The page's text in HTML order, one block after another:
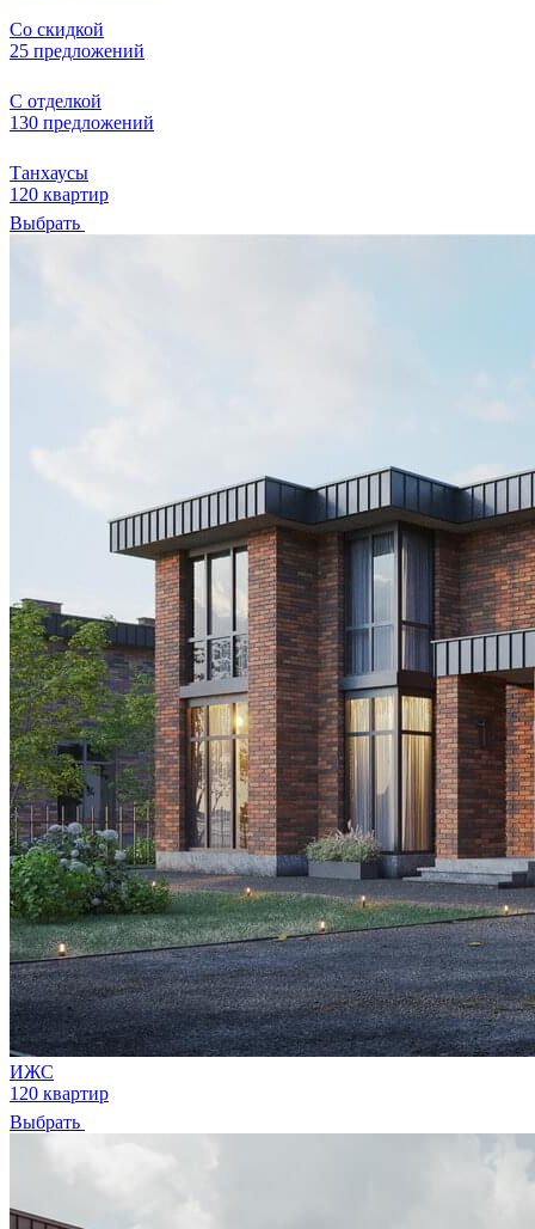
Со скидкой
25 предложений
С отделкой
130 предложений
Танхаусы
120 квартир
Выбрать
ИЖС
120 квартир
Выбрать